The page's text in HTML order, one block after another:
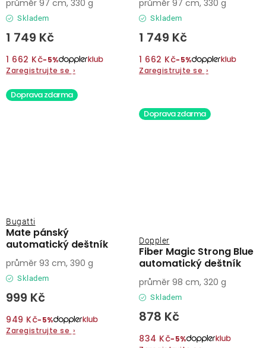
Skladem
1 749 Kč
1 662 Kč−5%
Zaregistrujte se ›
průměr 97 cm, 330 g
Skladem
1 749 Kč
1 662 Kč−5%
Zaregistrujte se ›
průměr 97 cm, 330 g
Doprava zdarma
Mate pánský
automatický deštník
Bugatti
Skladem
999 Kč
949 Kč−5%
Zaregistrujte se ›
průměr 93 cm, 390 g
Doprava zdarma
Fiber Magic Strong Blue
automatický deštník
Doppler
Skladem
878 Kč
834 Kč−5%
průměr 98 cm, 320 g